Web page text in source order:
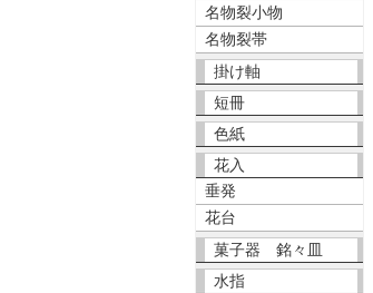
名物裂小物
名物裂帯
掛け軸
短冊
色紙
花入
垂発
花台
菓子器 銘々皿
水指